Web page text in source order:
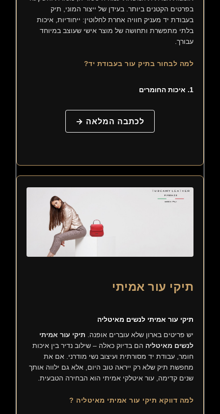
בפרטים הקטנים ביותר. בעידן של ייצור המוני, תיק
בעבודת יד מעניק חוויה אחרת לחלוטין: ייחודיות, איכות
בלתי מתפשרת ותחושה של מוצר אישי שעוצב במיוחד
עבורך.
למה לבחור בתיק עור בעבודת יד?
1. איכות החומרים
לכתבה המלאה →
תיקי עור אמיתי
תיקי עור אמיתי לנשים מאיטליה
יש פריטים בארון שלא עוברים אופנה. תיקי עור אמיתי
לנשים מאיטליה הם בדיוק כאלה – שילוב נדיר בין איכות
חומר, עבודת יד מסורתית ועיצוב נשי מודרני. אם את
מחפשת תיק שלא רק ייראה טוב היום, אלא גם ילווה אותך
שנים קדימה, עור איטלקי אמיתי הוא הבחירה הטבעית.
למה דווקא תיקי עור אמיתי מאיטליה ?